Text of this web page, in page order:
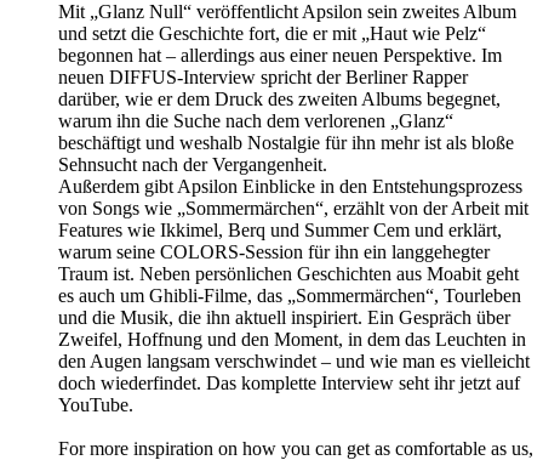
Mit „Glanz Null“ veröffentlicht Apsilon sein zweites Album
und setzt die Geschichte fort, die er mit „Haut wie Pelz“
begonnen hat – allerdings aus einer neuen Perspektive. Im
neuen DIFFUS-Interview spricht der Berliner Rapper
darüber, wie er dem Druck des zweiten Albums begegnet,
warum ihn die Suche nach dem verlorenen „Glanz“
beschäftigt und weshalb Nostalgie für ihn mehr ist als bloße
Sehnsucht nach der Vergangenheit.
Außerdem gibt Apsilon Einblicke in den Entstehungsprozess
von Songs wie „Sommermärchen“, erzählt von der Arbeit mit
Features wie Ikkimel, Berq und Summer Cem und erklärt,
warum seine COLORS-Session für ihn ein langgehegter
Traum ist. Neben persönlichen Geschichten aus Moabit geht
es auch um Ghibli-Filme, das „Sommermärchen“, Tourleben
und die Musik, die ihn aktuell inspiriert. Ein Gespräch über
Zweifel, Hoffnung und den Moment, in dem das Leuchten in
den Augen langsam verschwindet – und wie man es vielleicht
doch wiederfindet. Das komplette Interview seht ihr jetzt auf
YouTube.
For more inspiration on how you can get as comfortable as us,